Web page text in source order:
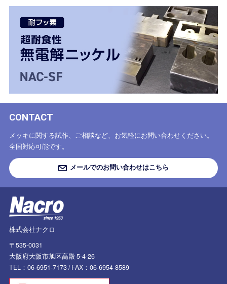
株式会社ナクロ
〒535-0031
大阪府大阪市旭区高殿 5-4-26
TEL：06-6951-7173 /FAX：06-6954-8589
CONTACT
メッキに関する試作、ご相談など、お気軽にお問い合わせください。
全国対応可能です。
メールでのお問い合わせはこちら